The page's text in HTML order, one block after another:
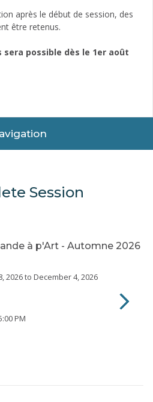
après le début de session, des
être retenus.
possible dès le 1er août
Session
à p'Art - Automne 2026
2026to December 4, 2026
PM